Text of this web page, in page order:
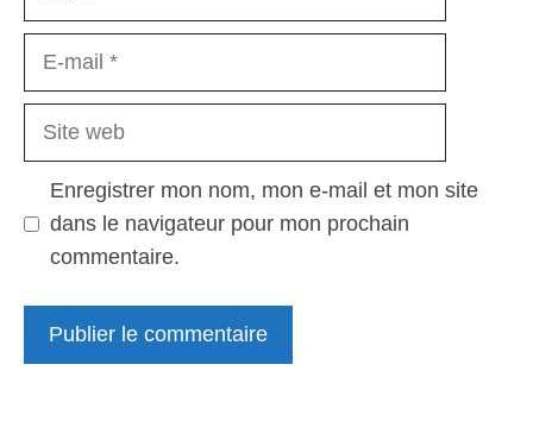
Site
Enregistrer mon nom, mon e-mail et mon site
dans le navigateur pour mon prochain
commentaire.